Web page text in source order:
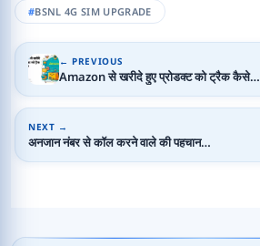
BSNL 4G SIM UPGRADE
← PREVIOUS
Amazon से खरीदे हुए प्रोडक्ट को ट्रैक कैसे…
NEXT →
अनजान नंबर से कॉल करने वाले की पहचान…